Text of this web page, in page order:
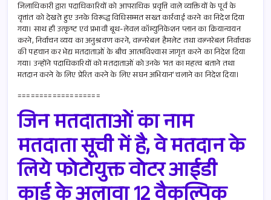
जिलाधिकारी द्वारा पदाधिकारियों को आपराधिक प्रवृत्ति वाले व्यक्तियों के पूर्व के
वृत्तांत को देखते हुए उनके विरूद्ध विधिसम्मत सख्त कार्रवाई करने का निदेश दिया
गया। साथ ही उत्कृष्ट एवं प्रभावी बूथ-लेवल कॉम्युनिकेशन प्लान का क्रियान्वयन
करने, निर्वाचन व्यय का अनुश्रवण करने, वल्नरेबल हैमलेट तथा वल्नरेबल निर्वाचक
की पहचान कर भेद्य मतदाताओं के बीच आत्मविश्वास जागृत करने का निदेश दिया
गया। उन्होंने पदाधिकारियों को मतदाताओं को उनके ’मत का महत्व बताने तथा
मतदान करने के लिए प्रेरित करने के लिए सघन अभियान’ चलाने का निदेश दिया।
===================
जिन मतदाताओं का नाम
मतदाता सूची में है, वे मतदान के
लिये फोटोयुक्त वोटर आईडी